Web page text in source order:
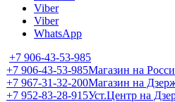
Viber
Viber
WhatsApp
+7 906-43-53-985
+7 906-43-53-985Магазин на
+7 967-31-32-200Магазин на
+7 952-83-28-915Уст.Центр на